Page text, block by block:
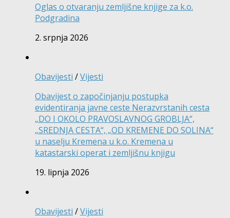
Oglas o otvaranju zemljišne knjige za k.o.
Podgradina
2. srpnja 2026
Obavijesti /Vijesti
Obavijest o započinjanju postupka
evidentiranja javne ceste Nerazvrstanih cesta
„DO I OKOLO PRAVOSLAVNOG GROBLJA“,
„SREDNJA CESTA“, „OD KREMENE DO SOLINA“
u naselju Kremena u k.o. Kremena u
katastarski operat i zemljišnu knjigu
19. lipnja 2026
Obavijesti /Vijesti